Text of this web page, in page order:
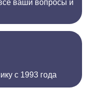
ваши вопросы и
с 1993 года